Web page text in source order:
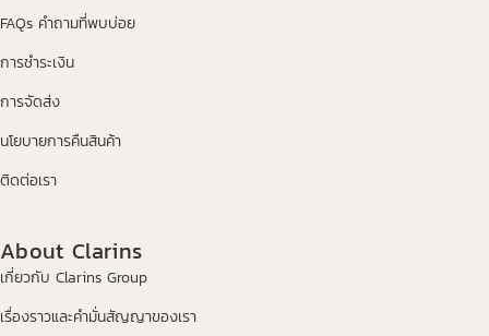
FAQs คำถามที่พบบ่อย
การชำระเงิน
การจัดส่ง
นโยบายการคืนสินค้า
ติดต่อเรา
About Clarins
เกี่ยวกับ Clarins Group
เรื่องราวและคำมั่นสัญญาของเรา